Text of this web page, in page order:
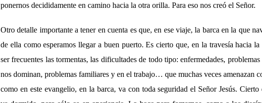
ponernos decididamente en camino hacia la otra orilla. Para eso nos creó el Señor.
Otro detalle importante a tener en cuenta es que, en ese viaje, la barca en la que
de ella como esperamos llegar a buen puerto. Es cierto que, en la travesía hacia
ser frecuentes las tormentas, las dificultades de todo tipo: enfermedades,
nos dominan, problemas familiares y en el trabajo… que muchas veces amenazan
como en este evangelio, en la barca, va con toda seguridad el Señor Jesús.